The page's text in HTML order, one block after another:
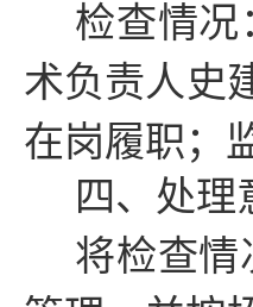
检查情
术负责人 史
在岗履职；
四、处理
将检查